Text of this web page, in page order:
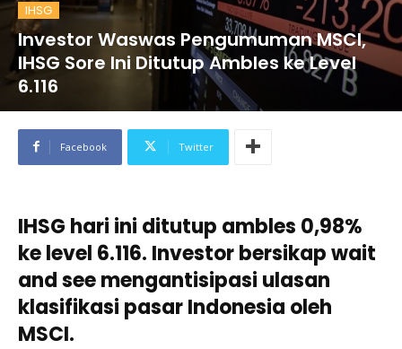
IHSG
Investor Waswas Pengumuman MSCI,
IHSG Sore Ini Ditutup Ambles ke Level
6.116
Facebook Twitter
IHSG hari ini ditutup ambles 0,98%
ke level 6.116. Investor bersikap wait
and see mengantisipasi ulasan
klasifikasi pasar Indonesia oleh
MSCI.